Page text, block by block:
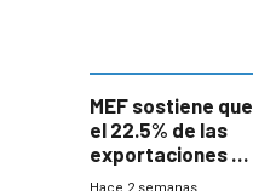
MEF sostiene que
el 22.5% de las
exportaciones a
EE.UU se verán